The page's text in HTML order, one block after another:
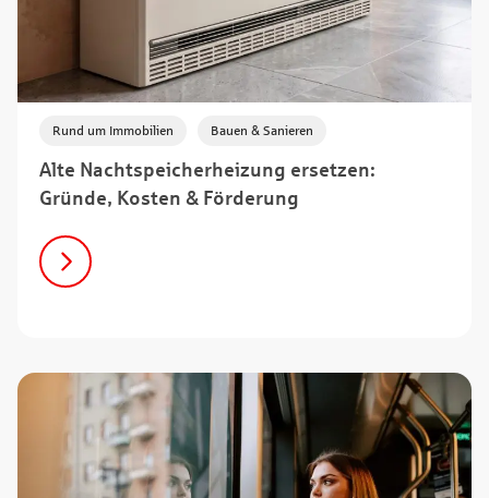
Alte Nachtspeicherheizung ersetzen:
Gründe, Kosten & Förderung
Rund um Immobilien Bauen & Sanieren